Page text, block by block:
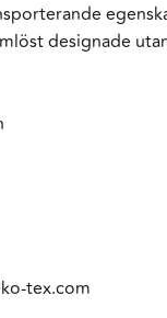
designade
tex.com